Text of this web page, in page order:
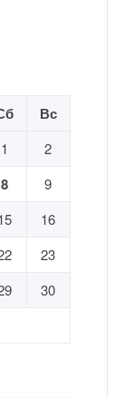
Вс
1
2
8
9
16
23
30